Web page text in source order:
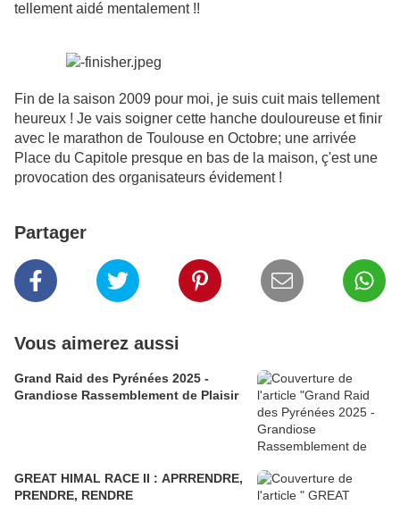
tellement aidé mentalement !!
Fin de la saison 2009 pour moi, je suis cuit mais tellement
heureux ! Je vais soigner cette hanche douloureuse et finir
avec le marathon de Toulouse en Octobre; une arrivée
Place du Capitole presque en bas de la maison, ç'est une
provocation des organisateurs évidement !
Partager
Vous aimerez aussi
Grand Raid des Pyrénées 2025 -
Grandiose Rassemblement de Plaisir
GREAT HIMAL RACE II : APRRENDRE,
PRENDRE, RENDRE